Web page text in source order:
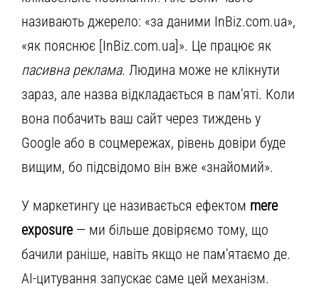
називають джерело: «за даними InBiz.com.ua»,
«як пояснює [InBiz.com.ua]». Це працює як
пасивна реклама. Людина може не клікнути
зараз, але назва відкладається в пам’яті. Коли
вона побачить ваш сайт через тиждень у
Google або в соцмережах, рівень довіри буде
вищим, бо підсвідомо він вже «знайомий».
У маркетингу це називається ефектом mere
exposure— ми більше довіряємо тому, що
бачили раніше, навіть якщо не пам’ятаємо де.
AI-цитування запускає саме цей механізм.